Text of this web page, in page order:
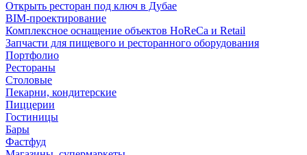
Открыть ресторан под ключ в Дубае
BIM-проектирование
Комплексное оснащение объектов HoReCa и Retail
Запчасти для пищевого и ресторанного оборудования
Портфолио
Рестораны
Столовые
Пекарни, кондитерские
Пиццерии
Гостиницы
Бары
Фастфуд